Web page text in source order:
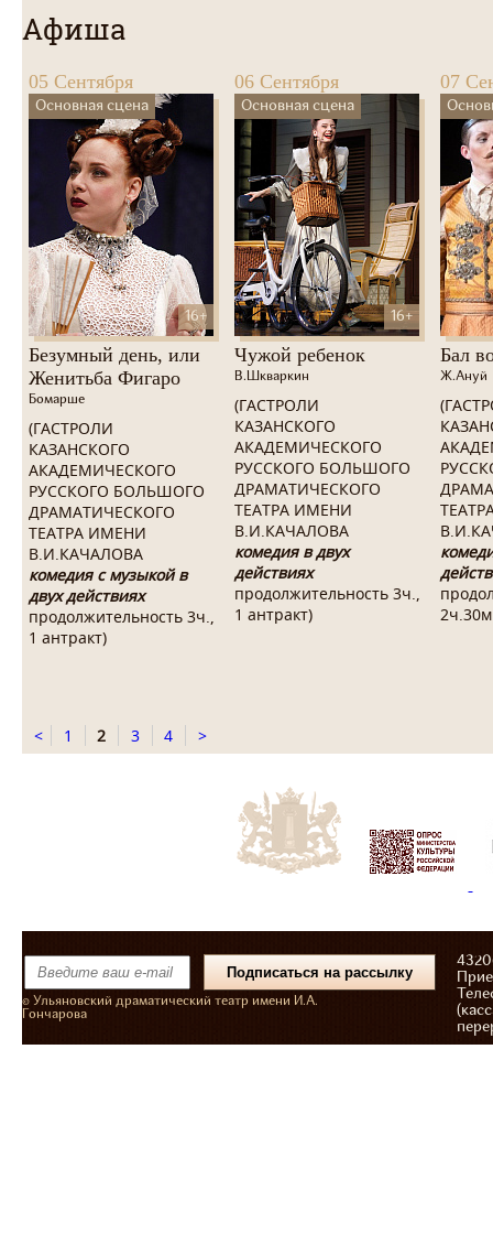
Афиша
05 Сентября
Основная сцена
16+
Безумный день, или
Женитьба Фигаро
Бомарше
(ГАСТРОЛИ
КАЗАНСКОГО
АКАДЕМИЧЕСКОГО
РУССКОГО БОЛЬШОГО
ДРАМАТИЧЕСКОГО
ТЕАТРА ИМЕНИ
В.И.КАЧАЛОВА
комедия с музыкой в
двух действиях
продолжительность 3ч.,
1 антракт)
06 Сентября
Основная сцена
16+
Чужой ребенок
В.Шкваркин
(ГАСТРОЛИ
КАЗАНСКОГО
АКАДЕМИЧЕСКОГО
РУССКОГО БОЛЬШОГО
ДРАМАТИЧЕСКОГО
ТЕАТРА ИМЕНИ
В.И.КАЧАЛОВА
комедия в двух
действиях
продолжительность 3ч.,
1 антракт)
07
Бал
Ж.Ануй
< 1 2 3 4 >
© Ульяновский драматический театр имени И.А.
Гончарова